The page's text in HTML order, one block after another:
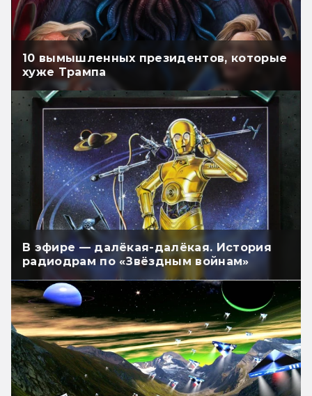
10 вымышленных президентов, которые
хуже Трампа
В эфире — далёкая-далёкая. История
радиодрам по «Звёздным войнам»